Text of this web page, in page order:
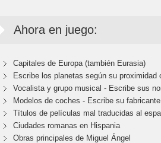
Ahora en juego:
Capitales de Europa (también Eurasia)
Escribe los planetas según su proximidad
Vocalista y grupo musical - Escribe sus
Modelos de coches - Escribe su fabricante
Títulos de películas mal traducidas al
Ciudades romanas en Hispania
Obras principales de Miguel Ángel